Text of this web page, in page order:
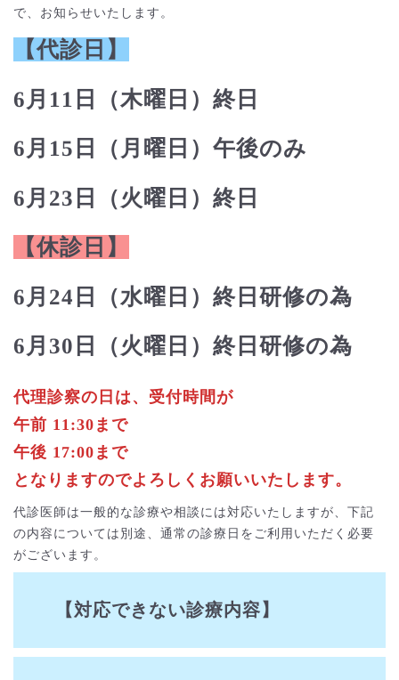
で、お知らせいたします。
【代診日】
6月11日（木曜日）終日
6月15日（月曜日）午後のみ
6月23日（火曜日）終日
【休診日】
6月24日（水曜日）終日研修の為
6月30日（火曜日）終日研修の為
代理診察の日は、受付時間が
午前 11:30まで
午後 17:00まで
となりますのでよろしくお願いいたします。
代診医師は一般的な診療や相談には対応いたしますが、下記
の内容については別途、通常の診療日をご利用いただく必要
がございます。
【対応できない診療内容】